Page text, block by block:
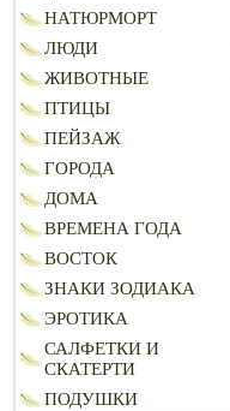
НАТЮРМОРТ
ЛЮДИ
ЖИВОТНЫЕ
ПТИЦЫ
ПЕЙЗАЖ
ГОРОДА
ДОМА
ВРЕМЕНА ГОДА
ВОСТОК
ЗНАКИ ЗОДИАКА
ЭРОТИКА
САЛФЕТКИ И
СКАТЕРТИ
ПОДУШКИ